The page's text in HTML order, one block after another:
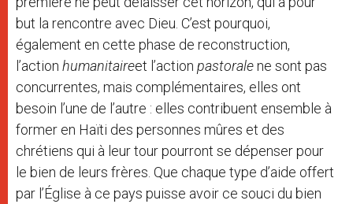
but la rencontre avec Dieu. C’est pourquoi,
également en cette phase de reconstruction,
l’action humanitaireet l’action pastoralene sont pas
concurrentes, mais complémentaires, elles ont
besoin l’une de l’autre : elles contribuent ensemble à
former en Haïti des personnes mûres et des
chrétiens qui à leur tour pourront se dépenser pour
le bien de leurs frères. Que chaque type d’aide offert
par l’Église à ce pays puisse avoir ce souci du bien